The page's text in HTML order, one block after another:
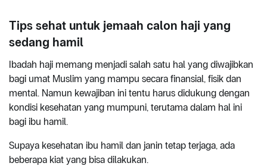
Tips sehat untuk jemaah calon haji yang
sedang hamil
Ibadah haji memang menjadi salah satu hal yang diwajibkan
bagi umat Muslim yang mampu secara finansial, fisik dan
mental. Namun kewajiban ini tentu harus didukung dengan
kondisi kesehatan yang mumpuni, terutama dalam hal ini
bagi ibu hamil.
Supaya kesehatan ibu hamil dan janin tetap terjaga, ada
beberapa kiat yang bisa dilakukan.